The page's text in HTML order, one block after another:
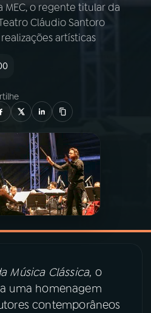
MEC, o regente titular da
Cláudio Santoro
artísticas
Música Clássica, o
uma homenagem
contemporâneos